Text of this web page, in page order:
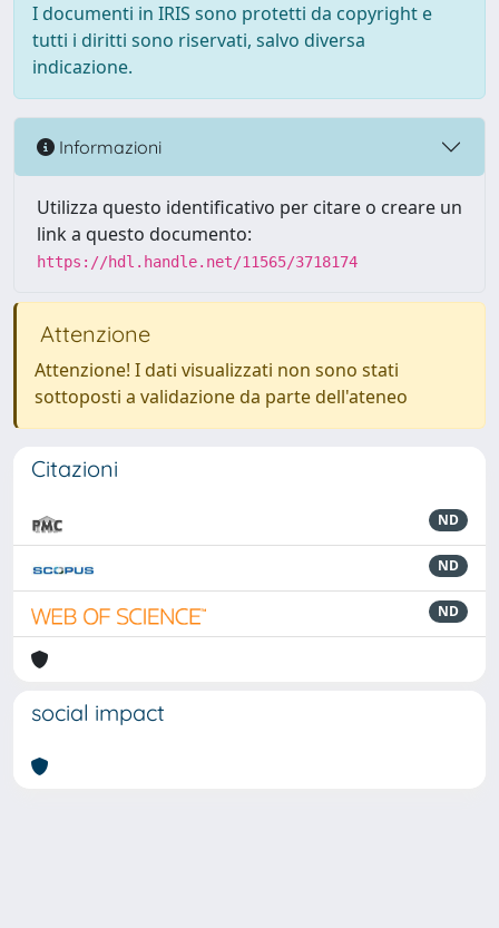
I documenti in IRIS sono protetti da copyright e
tutti i diritti sono riservati, salvo diversa
indicazione.
Informazioni
Utilizza questo identificativo per citare o creare un
link a questo documento:
https://hdl.handle.net/11565/3718174
Attenzione
Attenzione! I dati visualizzati non sono stati
sottoposti a validazione da parte dell'ateneo
Citazioni
ND
ND
ND
social impact